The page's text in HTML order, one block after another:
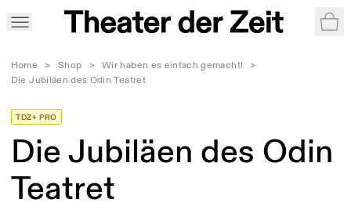
Home > Shop > Wir haben es einfach gemacht!
>
Die Jubiläen des Odin Teatret
TDZ+ PRO
Die Jubiläen des Odin
Teatret